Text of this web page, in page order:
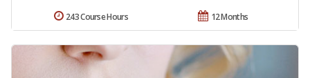
12 Months
243 Course Hours